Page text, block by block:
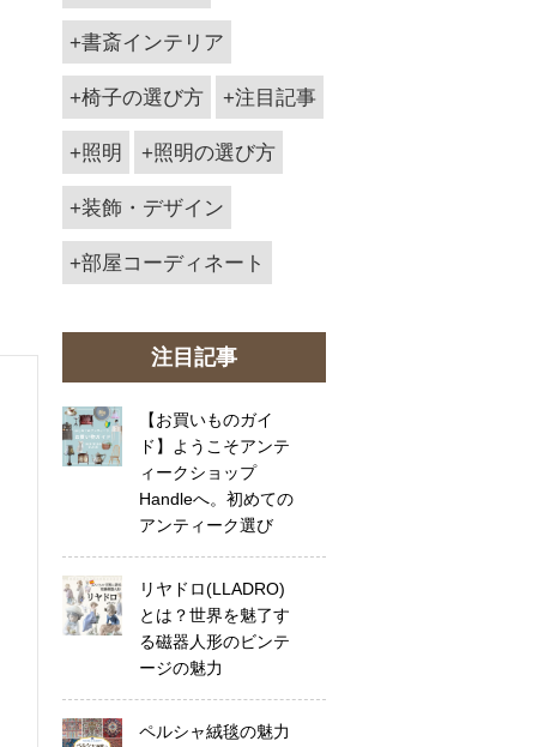
書斎インテリア
椅子の選び方 注目記事
照明 照明の選び方
装飾・デザイン
部屋コーディネート
注目記事
【お買いものガイ
ド】ようこそアンテ
ィークショップ
Handleへ。初めての
アンティーク選び
リヤドロ(LLADRO)
とは？世界を魅了す
る磁器人形のビンテ
ージの魅力
ペルシャ絨毯の魅力